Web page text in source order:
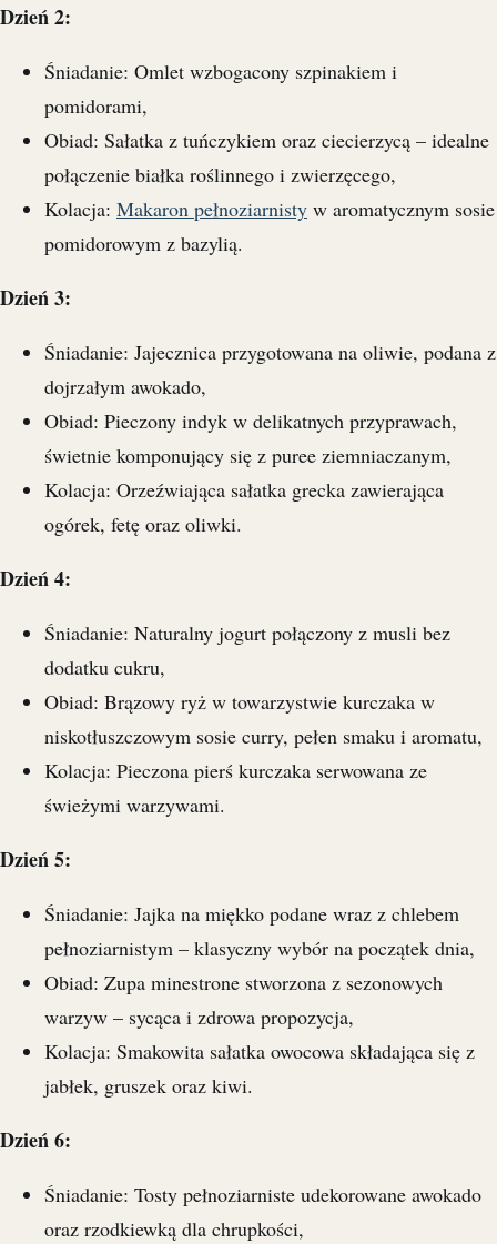
Dzień 2:
Śniadanie: Omlet wzbogacony szpinakiem i
pomidorami,
Obiad: Sałatka z tuńczykiem oraz ciecierzycą – idealne
połączenie białka roślinnego i zwierzęcego,
Kolacja: Makaron pełnoziarnisty w aromatycznym sosie
pomidorowym z bazylią.
Dzień 3:
Śniadanie: Jajecznica przygotowana na oliwie, podana z
dojrzałym awokado,
Obiad: Pieczony indyk w delikatnych przyprawach,
świetnie komponujący się z puree ziemniaczanym,
Kolacja: Orzeźwiająca sałatka grecka zawierająca
ogórek, fetę oraz oliwki.
Dzień 4:
Śniadanie: Naturalny jogurt połączony z musli bez
dodatku cukru,
Obiad: Brązowy ryż w towarzystwie kurczaka w
niskotłuszczowym sosie curry, pełen smaku i aromatu,
Kolacja: Pieczona pierś kurczaka serwowana ze
świeżymi warzywami.
Dzień 5:
Śniadanie: Jajka na miękko podane wraz z chlebem
pełnoziarnistym – klasyczny wybór na początek dnia,
Obiad: Zupa minestrone stworzona z sezonowych
warzyw – sycąca i zdrowa propozycja,
Kolacja: Smakowita sałatka owocowa składająca się z
jabłek, gruszek oraz kiwi.
Dzień 6:
Śniadanie: Tosty pełnoziarniste udekorowane awokado
oraz rzodkiewką dla chrupkości,